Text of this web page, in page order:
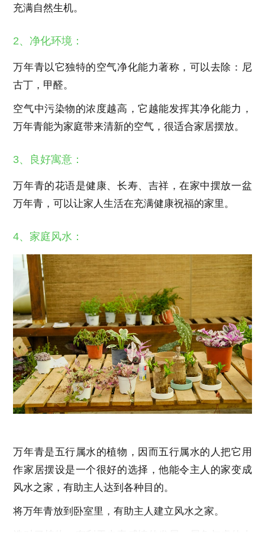
充满自然生机。
2、净化环境：
万年青以它独特的空气净化能力著称，可以去除：尼
古丁，甲醛。
空气中污染物的浓度越高，它越能发挥其净化能力，
万年青能为家庭带来清新的空气，很适合家居摆放。
3、良好寓意：
万年青的花语是健康、长寿、吉祥，在家中摆放一盆
万年青，可以让家人生活在充满健康祝福的家里。
4、家庭风水：
万年青是五行属水的植物，因而五行属水的人把它用
作家居摆设是一个很好的选择，他能令主人的家变成
风水之家，有助主人达到各种目的。
将万年青放到卧室里，有助主人建立风水之家。